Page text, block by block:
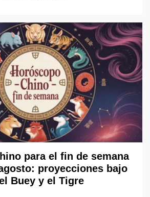
para el fin de semana
proyecciones bajo
Buey y el Tigre